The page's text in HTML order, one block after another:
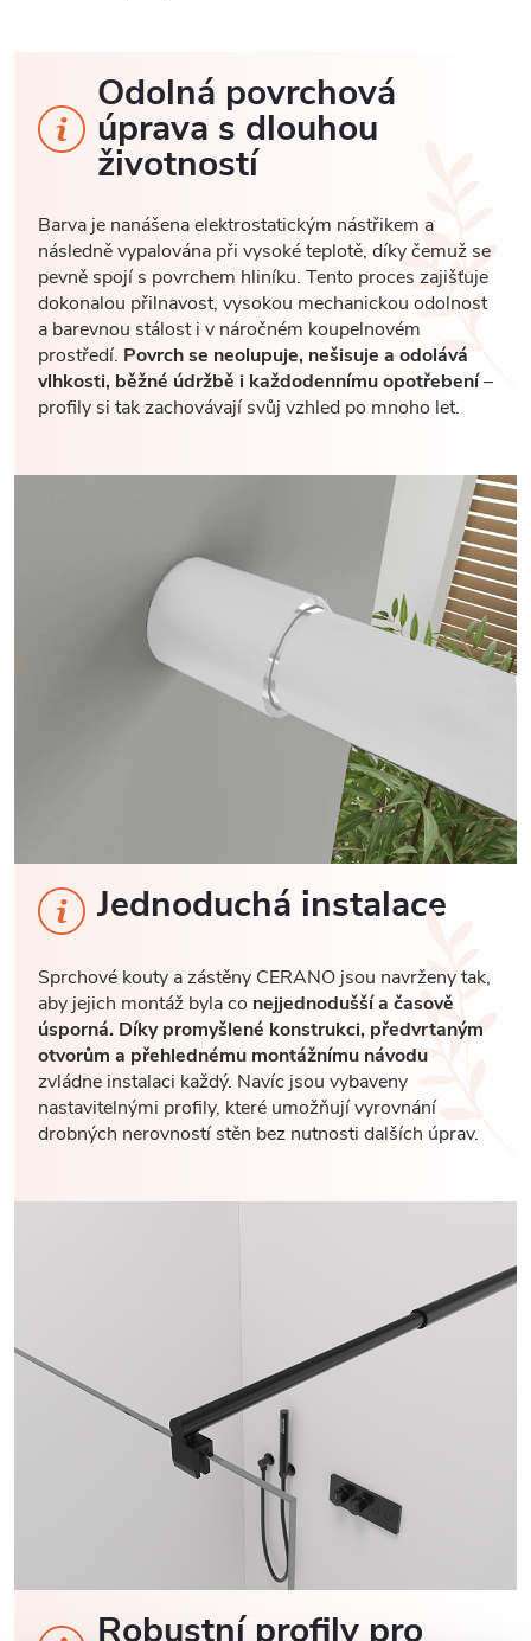
Odolná povrchová
úprava s dlouhou
životností
Barva je nanášena elektrostatickým nástřikem a
následně vypalována při vysoké teplotě, díky čemuž se
pevně spojí s povrchem hliníku. Tento proces zajišťuje
dokonalou přilnavost, vysokou mechanickou odolnost
a barevnou stálost i v náročném koupelnovém
prostředí. Povrch se neolupuje, nešisuje a odolává
vlhkosti, běžné údržbě i každodennímu opotřebení–
profily si tak zachovávají svůj vzhled po mnoho let.
Jednoduchá instalace
Sprchové kouty a zástěny CERANO jsou navrženy tak,
aby jejich montáž byla co nejjednodušší a časově
úsporná. Díky promyšlené konstrukci, předvrtaným
otvorům a přehlednému montážnímu návodu
zvládne instalaci každý. Navíc jsou vybaveny
nastavitelnými profily, které umožňují vyrovnání
drobných nerovností stěn bez nutnosti dalších úprav.
Robustní profily pro